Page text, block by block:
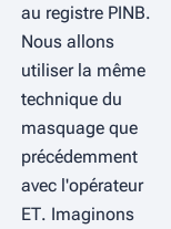
au registre PINB.
Nous allons
utiliser la même
technique du
masquage que
précédemment
avec l'opérateur
ET. Imaginons